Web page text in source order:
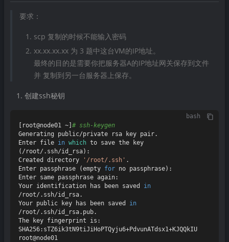
要求：
scp 复制的时候不能输入密码
xx.xx.xx.xx 为 3 题中这台VM的IP地址。
最终的目的是需要你把服务器A的IP地址网关保存到文件
并 复制到另一台服务器上保存。
创建ssh秘钥
bash
[root@node01 ~] # ssh-keygen
Generating public/private rsa key pair.
Enter file in which to save the key
(/root/.ssh/id_rsa):
Created directory
'/root/.ssh' .
Enter passphrase (empty for no passphrase):
Enter same passphrase again:
Your identification has been saved in
/root/.ssh/id_rsa.
Your public key has been saved in
/root/.ssh/id_rsa.pub.
The key fingerprint is:
SHA256:sTZ6ik3tN9tiJiHoPTQyju6+PdvunATdsx1+KJQQkIU
root@node01